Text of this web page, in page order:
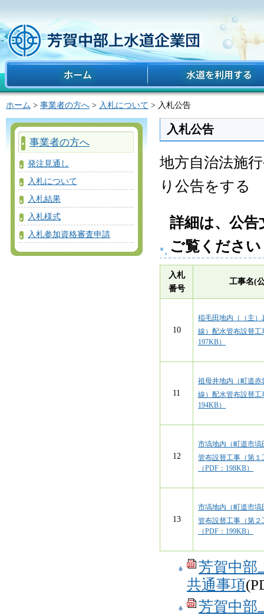
ホーム
水道を利用する
ホーム > 事業者の方へ > 入札について > 入札公告
入札公告
地方自治法施
り公告をする
詳細は、公
ご覧ください
入札
番号
工事名(
10
稲毛田地内（（主）
線）配水管布設替工
197KB）
11
祖母井地内（町道赤
線）配水管布設替工
194KB）
12
市塙地内（町道市塙
管布設替工事（第１
（PDF：198KB）
13
市塙地内（町道市塙
管布設替工事（第２
（PDF：199KB）
芳賀中部
共通事項
芳賀中部
事業者の方へ
発注見通し
入札について
入札結果
入札様式
入札参加資格審査申請